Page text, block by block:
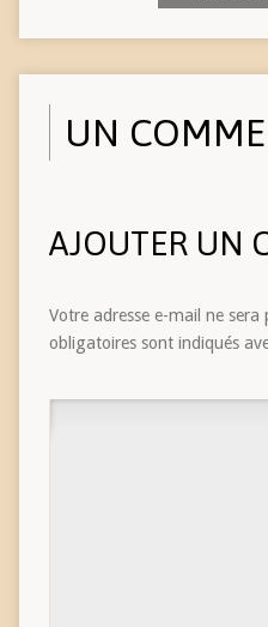
UN
AJOUTER UN
Votre adresse e-mail ne sera
obligatoires sont indiqués